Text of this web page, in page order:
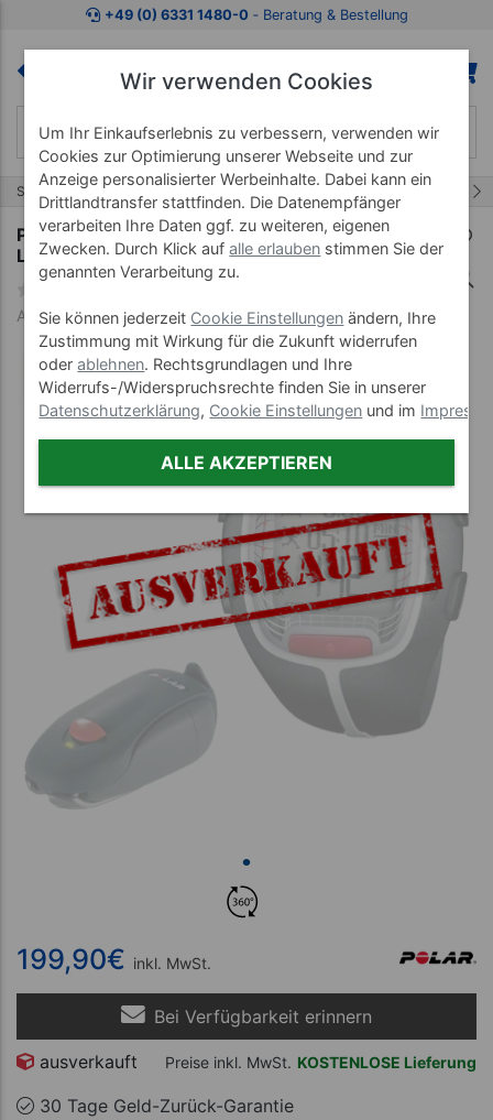
Zum Kaufbereich springen Zur Produktbeschreibung
+49 (0) 6331 1480-0 ‐ Beratung & Bestellung
Start Pulsmesser
POLAR RS300 X Run inkl. WearLink und
Laufsensor S1TM
Art-Nr. 28355--05
199,90€ inkl. MwSt.
Bei Verfügbarkeit erinnern
ausverkauft Preise inkl. MwSt. KOSTENLOSE Lieferung
30 Tage Geld-Zurück-Garantie
Wir verwenden Cookies
Um Ihr Einkaufserlebnis zu verbessern, verwenden wir
Cookies zur Optimierung unserer Webseite und zur
Anzeige personalisierter Werbeinhalte. Dabei kann ein
Drittlandtransfer stattfinden. Die Datenempfänger
verarbeiten Ihre Daten ggf. zu weiteren, eigenen
Zwecken. Durch Klick aufalle erlauben stimmen Sie der
genannten Verarbeitung zu.
Sie können jederzeit Cookie Einstellungen ändern, Ihre
Zustimmung mit Wirkung für die Zukunft widerrufen
oderablehnen. Rechtsgrundlagen und Ihre
Widerrufs-/Widerspruchsrechte finden Sie in unserer
Datenschutzerklärung, Cookie Einstellungen und im
ALLE AKZEPTIEREN